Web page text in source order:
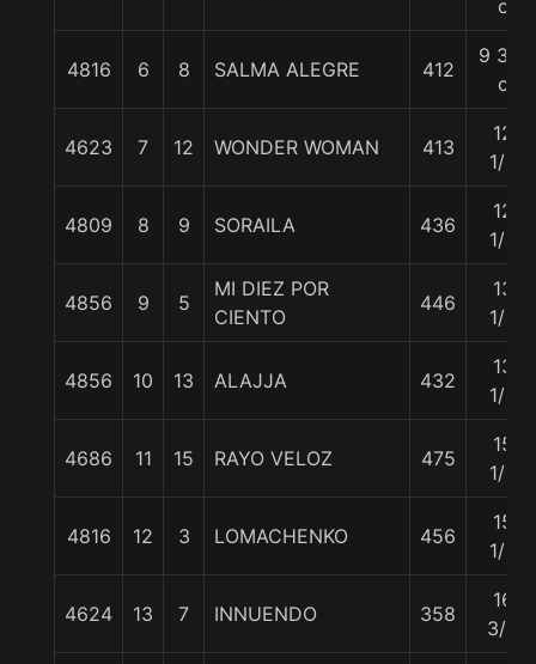
c
4816 6 8 SALMA ALEGRE 412
9 3/4
c
4623 7 12 WONDER WOMAN 413
12
1/2
4809 8 9 SORAILA 436
12
1/2
4856 9 5
MI DIEZ POR
CIENTO
446
13
1/4
4856 10 13 ALAJJA 432
13
1/4
4686 11 15 RAYO VELOZ 475
15
1/2
4816 12 3 LOMACHENKO 456
15
1/2
4624 13 7 INNUENDO 358
16
3/4